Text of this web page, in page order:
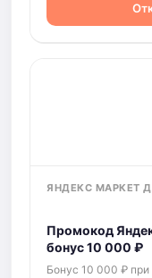
ЯНДЕКС МАРКЕТ
Промокод
бонус 10 000 ₽
Бонус 10 000 ₽ при